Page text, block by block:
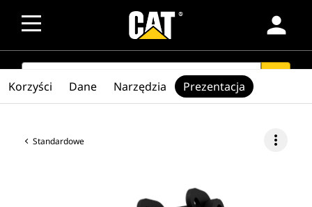
person
SEARCH
Standardowe more_vert
Korzyści Dane Narzędzia Prezentacja